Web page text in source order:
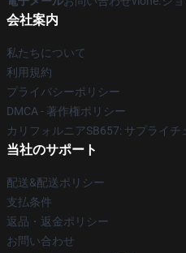
会社案内
私たちについて
利用規約
プライバシーポリシー
DMCA - 著作権ポリシー
カリフォルニアSB657: サプライチ
当社のサポート
配送&配送ポリシー
支払条件
返品・返金ポリシー
お問い合わせ